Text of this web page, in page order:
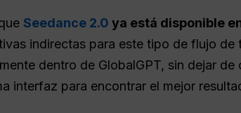
Seedance 2.0 ya está disponible
indirectas para este tipo de flujo
dentro de GlobalGPT, sin dejar
interfaz para encontrar el mejor